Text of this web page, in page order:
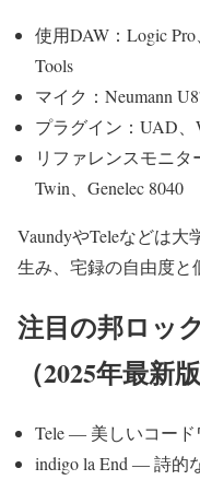
使用DAW：Logic
Tools
マイク：Neumann
プラグイン：UAD、
リファレンスモニタ
Twin、Genelec 8040
VaundyやTeleなどは
生み、宅録の自由度と
注目の邦ロッ
（2025年最新版
Tele ― 美しいコー
indigo la End ― 詩的